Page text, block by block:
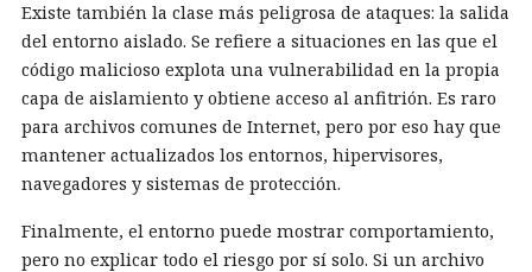
Existe también la clase más peligrosa de ataques: la salida
del entorno aislado. Se refiere a situaciones en las que el
código malicioso explota una vulnerabilidad en la propia
capa de aislamiento y obtiene acceso al anfitrión. Es raro
para archivos comunes de Internet, pero por eso hay que
mantener actualizados los entornos, hipervisores,
navegadores y sistemas de protección.
Finalmente, el entorno puede mostrar comportamiento,
pero no explicar todo el riesgo por sí solo. Si un archivo